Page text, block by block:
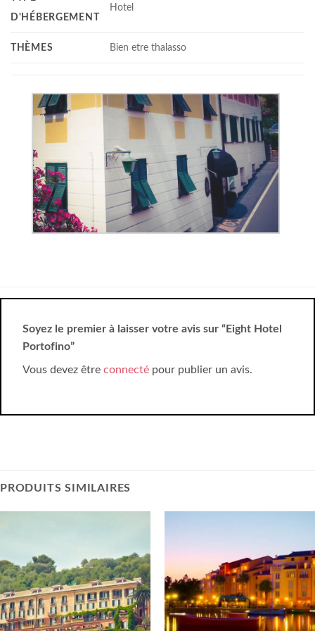
D'HÉBERGEMENT
Hotel
THÈMES Bien etre thalasso
Soyez le premier à laisser votre avis sur “Eight Hotel
Portofino”
Vous devez être connecté pour publier un avis.
PRODUITS SIMILAIRES